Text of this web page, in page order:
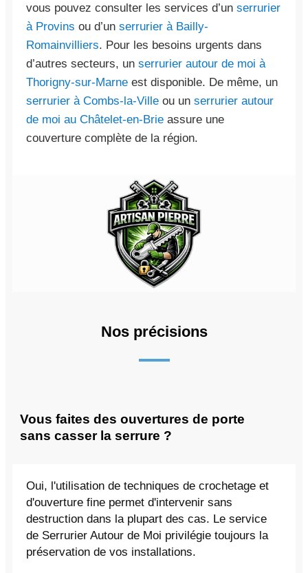
vous pouvez consulter les services d’un serrurier
à Provins ou d’un serrurier à Bailly-
Romainvilliers. Pour les besoins urgents dans
d’autres secteurs, un serrurier autour de moi à
Thorigny-sur-Marne est disponible. De même, un
serrurier à Combs-la-Ville ou un serrurier autour
de moi au Châtelet-en-Brie assure une
couverture complète de la région.
Nos précisions
Vous faites des ouvertures de porte
sans casser la serrure ?
Oui, l'utilisation de techniques de crochetage et
d'ouverture fine permet d'intervenir sans
destruction dans la plupart des cas. Le service
de Serrurier Autour de Moi privilégie toujours la
préservation de vos installations.